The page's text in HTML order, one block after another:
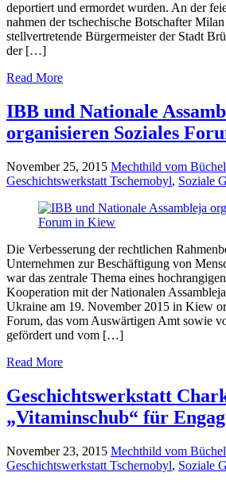
deportiert und ermordet wurden. An der
nahmen der tschechische Botschafter
stellvertretende Bürgermeister der Stadt
der […]
Read More
IBB und Nationale
organisieren Soziales
November 25, 2015 Mechthild vom Büchel
Geschichtswerkstatt Tschernobyl, Soziale
Die Verbesserung der rechtlichen
Unternehmen zur Beschäftigung von
war das zentrale Thema eines
Kooperation mit der Nationalen
Ukraine am 19. November 2015 in Kiew
Forum, das vom Auswärtigen Amt sowie
gefördert und vom […]
Read More
Geschichtswerkstatt
„Vitaminschub“ für
November 23, 2015 Mechthild vom Büchel
Geschichtswerkstatt Tschernobyl, Soziale